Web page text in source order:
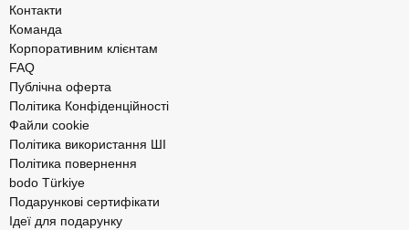
Контакти
Команда
Корпоративним клієнтам
FAQ
Публічна оферта
Політика Конфіденційності
Файли cookie
Політика використання ШІ
Політика повернення
bodo Türkiye
Подарункові сертифікати
Ідеї для подарунку